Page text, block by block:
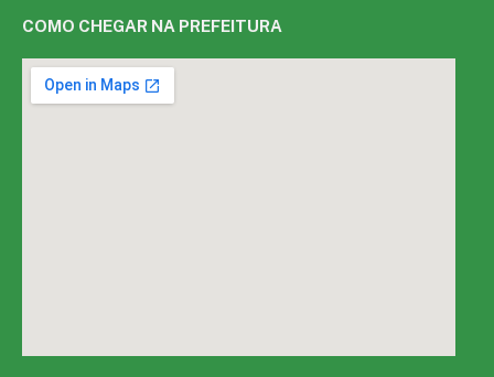
COMO CHEGAR NA PREFEITURA